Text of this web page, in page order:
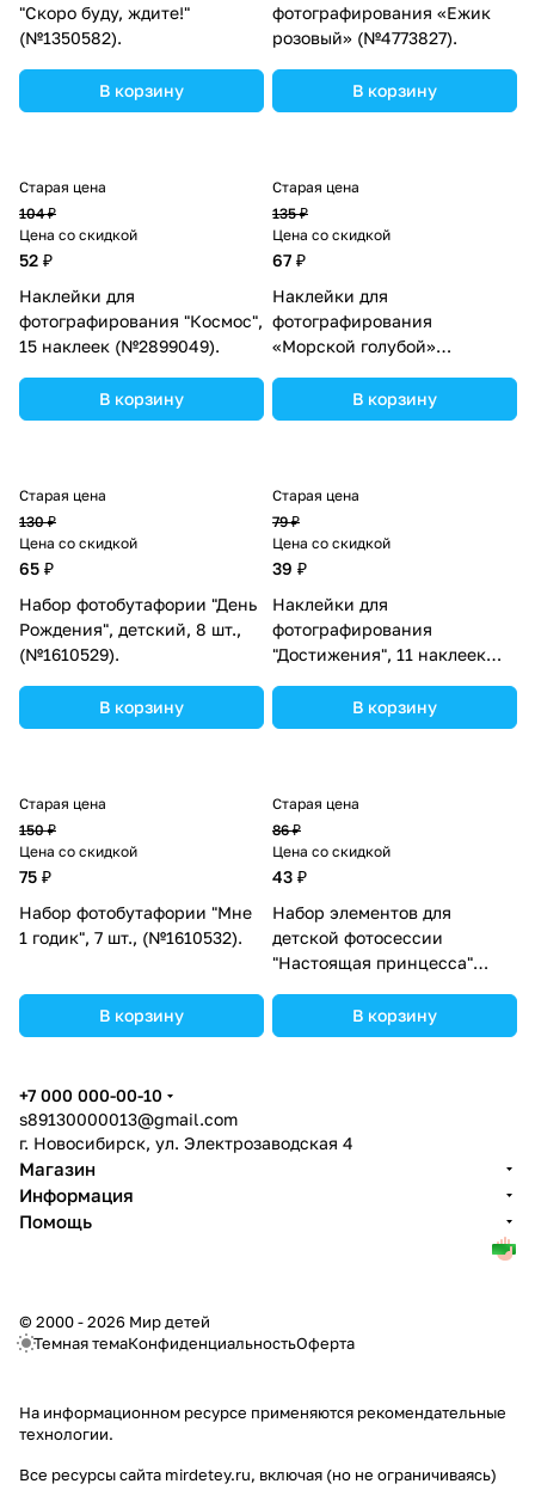
"Скоро буду, ждите!"
(№1350582).
В корзину
фотографирования «Ежик
розовый» (№4773827).
В корзину
Старая цена
104 ₽
Цена со скидкой
52 ₽
Наклейки для
фотографирования "Космос",
15 наклеек (№2899049).
В корзину
Старая цена
135 ₽
Цена со скидкой
67 ₽
Наклейки для
фотографирования
«Морской голубой»
В корзину
Старая цена
130 ₽
Цена со скидкой
65 ₽
Набор фотобутафории "День
Рождения", детский, 8 шт.,
(№1610529).
В корзину
Старая цена
79 ₽
Цена со скидкой
39 ₽
Наклейки для
фотографирования
"Достижения", 11 наклеек
В корзину
Старая цена
150 ₽
Цена со скидкой
75 ₽
Набор фотобутафории "Мне
1 годик", 7 шт., (№1610532).
В корзину
Старая цена
86 ₽
Цена со скидкой
43 ₽
Набор элементов для
детской фотосессии
"Настоящая принцесса"
В корзину
+7 000 000-00-10
s89130000013@gmail.com
г. Новосибирск, ул. Электрозаводская 4
Магазин
Информация
Помощь
© 2000 - 2026 Мир детей
Темная темаКонфиденциальностьОферта
На информационном ресурсе применяются рекомендательные
технологии.
Все ресурсы сайта mirdetey.ru, включая (но не ограничиваясь)